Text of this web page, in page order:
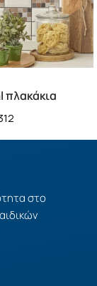
πλακάκια
τοίχων
(31312)
στο